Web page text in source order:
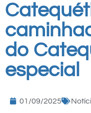
do
especial
01/09/2025